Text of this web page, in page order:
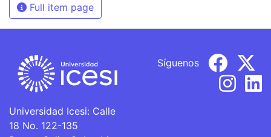
Full item page
Universidad Icesi: Calle
18 No. 122-135
Síguenos